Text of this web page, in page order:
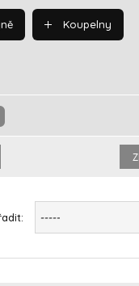
Koupelny
-----